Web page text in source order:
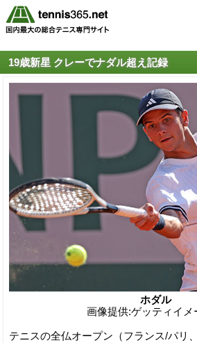
19歳新星 クレーでナダル超え記録
ホダル
画像提供:ゲッティイメ
テニスの全仏オープン（フランス/パリ